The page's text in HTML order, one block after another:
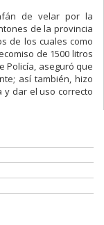
de velar por la
de la provincia
de los cuales como
de 1500 litros
Policía, aseguró que
así también, hizo
y dar el uso correcto